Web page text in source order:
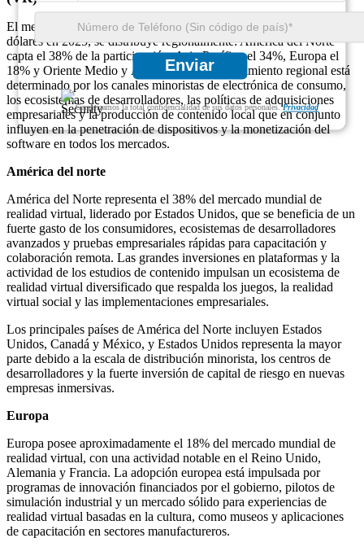
Enviar
Garantizamos la total confidencialidad de sus datos personales.Privacidad
El mercado global de realidad virtual, valorado en 4.920 millones de
dólares en 2025, se distribuye regionalmente: América del Norte
capta el 38% de la participación, Asia-Pacífico el 34%, Europa el
18% y Oriente Medio y África el 10%. El crecimiento regional está
determinado por los canales minoristas de electrónica de consumo,
los ecosistemas de desarrolladores, las políticas de adquisiciones
empresariales y la producción de contenido local que en conjunto
influyen en la penetración de dispositivos y la monetización del
software en todos los mercados.
América del norte
América del Norte representa el 38% del mercado mundial de
realidad virtual, liderado por Estados Unidos, que se beneficia de un
fuerte gasto de los consumidores, ecosistemas de desarrolladores
avanzados y pruebas empresariales rápidas para capacitación y
colaboración remota. Las grandes inversiones en plataformas y la
actividad de los estudios de contenido impulsan un ecosistema de
realidad virtual diversificado que respalda los juegos, la realidad
virtual social y las implementaciones empresariales.
Los principales países de América del Norte incluyen Estados
Unidos, Canadá y México, y Estados Unidos representa la mayor
parte debido a la escala de distribución minorista, los centros de
desarrolladores y la fuerte inversión de capital de riesgo en nuevas
empresas inmersivas.
Europa
Europa posee aproximadamente el 18% del mercado mundial de
realidad virtual, con una actividad notable en el Reino Unido,
Alemania y Francia. La adopción europea está impulsada por
programas de innovación financiados por el gobierno, pilotos de
simulación industrial y un mercado sólido para experiencias de
realidad virtual basadas en la cultura, como museos y aplicaciones
de capacitación en sectores manufactureros.